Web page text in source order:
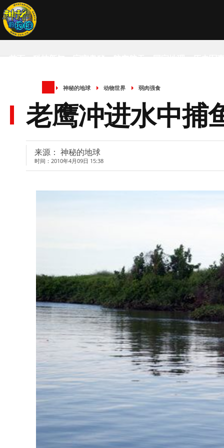
首页 科技新知 宇宙奥秘 航空航天 国家地理 历史军
神秘的地球 动物世界 弱肉强食
老鹰冲进水中捕
来源： 神秘的地球
时间：2010年4月09日 15:38